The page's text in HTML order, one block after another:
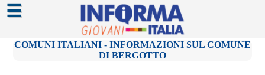
☰
COMUNI ITALIANI - INFORMAZIONI SUL COMUNE
DI BERGOTTO